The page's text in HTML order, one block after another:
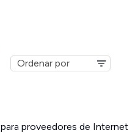
proveedores de Internet